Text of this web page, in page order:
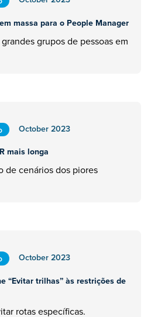
massa para o People Manager
grupos de pessoas em
October 2023
mais longa
de cenários dos piores
October 2023
“Evitar trilhas” às restrições de
rotas específicas.